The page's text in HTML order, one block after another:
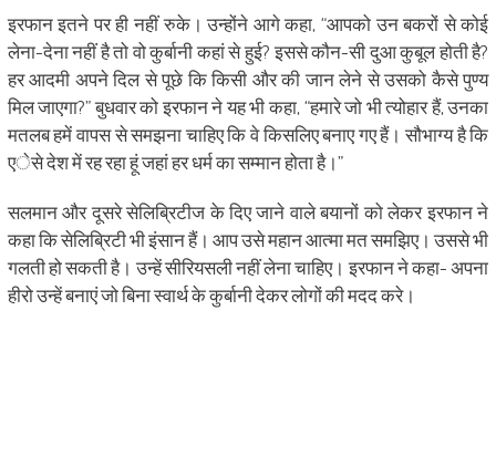
इरफान इतने पर ही नहीं रुके। उन्होंने आगे कहा, “आपको उन बकरों से कोई
लेना-देना नहीं है तो वो कुर्बानी कहां से हुई? इससे कौन-सी दुआ कुबूल होती है?
हर आदमी अपने दिल से पूछे कि किसी और की जान लेने से उसको कैसे पुण्य
मिल जाएगा?” बुधवार को इरफान ने यह भी कहा, “हमारे जो भी त्योहार हैं, उनका
मतलब हमें वापस से समझना चाहिए कि वे किसलिए बनाए गए हैं। सौभाग्य है कि
एेसे देश में रह रहा हूं जहां हर धर्म का सम्मान होता है।”
सलमान और दूसरे सेलिब्रिटीज के दिए जाने वाले बयानों को लेकर इरफान ने
कहा कि सेलिब्रिटी भी इंसान हैं। आप उसे महान आत्मा मत समझिए। उससे भी
गलती हो सकती है। उन्हें सीरियसली नहीं लेना चाहिए। इरफान ने कहा- अपना
हीरो उन्हें बनाएं जो बिना स्वार्थ के कुर्बानी देकर लोगों की मदद करे।